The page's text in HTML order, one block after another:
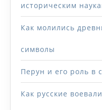
историческим
Как молились
символы
Перун и его роль в
Как русские